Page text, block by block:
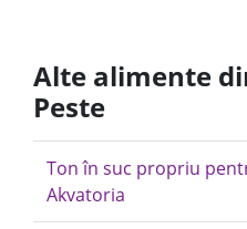
Alte alimente
Peste
Ton în suc propriu
Akvatoria